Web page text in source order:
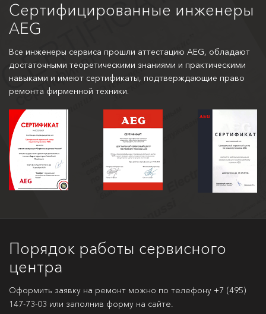
Сертифицированные инженеры
AEG
Все инженеры сервиса прошли аттестацию AEG, обладают
достаточными теоретическими знаниями и практическими
навыками и имеют сертификаты, подтверждающие право
ремонта фирменной техники.
Порядок работы сервисного
центра
Оформить заявку на ремонт можно по телефону +7 (495)
147-73-03 или заполнив форму на сайте.